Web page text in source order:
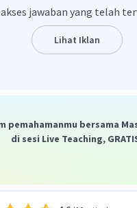
arah medan pada titik P)
yang tepat adalah A. 1, 2
jawaban yang telah
Lihat Iklan
pemahamanmu bersama
di sesi Live Teaching,